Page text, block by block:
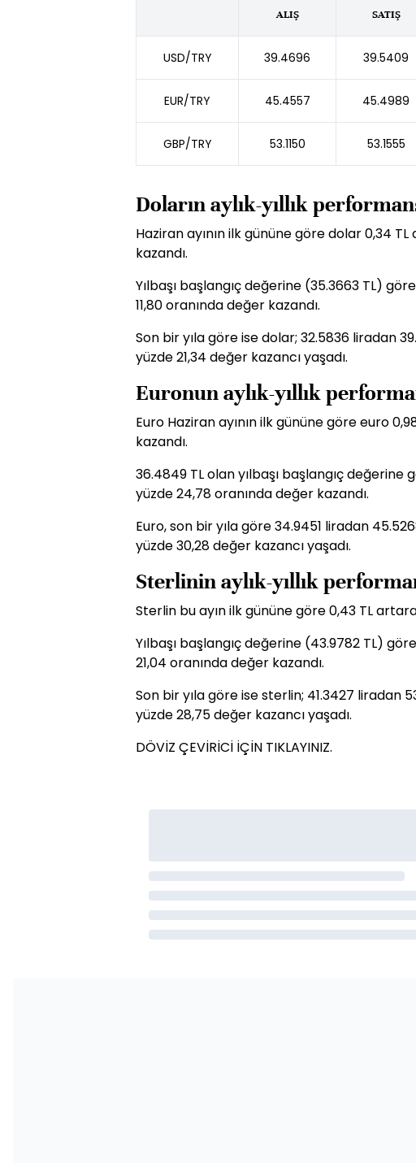
ALIŞ SATIŞ
USD/TRY 39.4696 39.5409
EUR/TRY 45.4557 45.4989
GBP/TRY 53.1150 53.1555
Doların aylık-yıllık
Haziran ayının ilk gününe göre dolar 0,34
kazandı.
Yılbaşı başlangıç değerine (35.3663 TL)
11,80 oranında değer kazandı.
Son bir yıla göre ise dolar; 32.5836 liradan
yüzde 21,34 değer kazancı yaşadı.
Euronun aylık-yıllık
Euro Haziran ayının ilk gününe göre euro
kazandı.
36.4849 TL olan yılbaşı başlangıç
yüzde 24,78 oranında değer kazandı.
Euro, son bir yıla göre 34.9451 liradan
yüzde 30,28 değer kazancı yaşadı.
Sterlinin aylık-yıllık
Sterlin bu ayın ilk gününe göre 0,43 TL
Yılbaşı başlangıç değerine (43.9782 TL)
21,04 oranında değer kazandı.
Son bir yıla göre ise sterlin; 41.3427 liradan
yüzde 28,75 değer kazancı yaşadı.
DÖVİZ ÇEVİRİCİ İÇİN TIKLAYINIZ.